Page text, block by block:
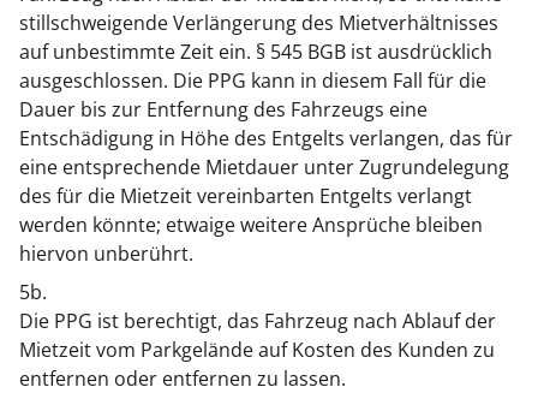
stillschweigende Verlängerung des Mietverhältnisses
auf unbestimmte Zeit ein. § 545 BGB ist ausdrücklich
ausgeschlossen. Die PPG kann in diesem Fall für die
Dauer bis zur Entfernung des Fahrzeugs eine
Entschädigung in Höhe des Entgelts verlangen, das für
eine entsprechende Mietdauer unter Zugrundelegung
des für die Mietzeit vereinbarten Entgelts verlangt
werden könnte; etwaige weitere Ansprüche bleiben
hiervon unberührt.
5b.
Die PPG ist berechtigt, das Fahrzeug nach Ablauf der
Mietzeit vom Parkgelände auf Kosten des Kunden zu
entfernen oder entfernen zu lassen.